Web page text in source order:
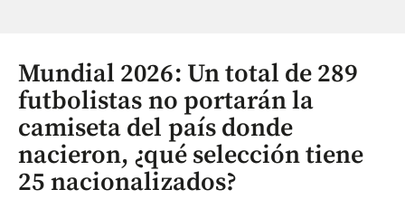
Mundial 2026: Un total de 289
futbolistas no portarán la
camiseta del país donde
nacieron, ¿qué selección tiene
25 nacionalizados?